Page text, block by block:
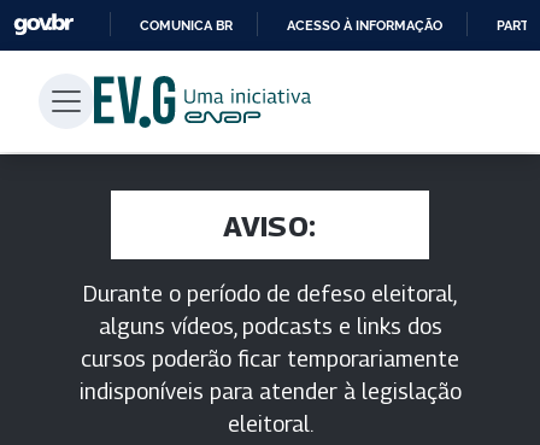
PARA
CONTEÚDO
COMUNICA BR ACESSO À INFORMAÇÃO
AVISO:
Durante o período de defeso eleitoral,
alguns vídeos, podcasts e links dos
cursos poderão ficar temporariamente
indisponíveis para atender à legislação
eleitoral.